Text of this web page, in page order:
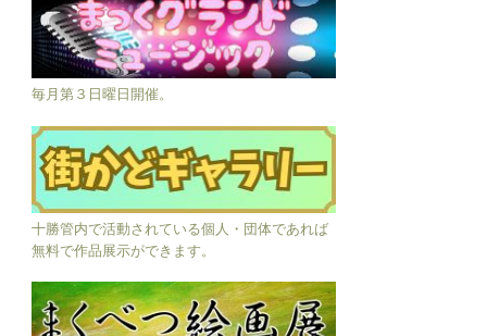
毎月第３日曜日開催。
十勝管内で活動されている個人・団体であれば
無料で作品展示ができます。